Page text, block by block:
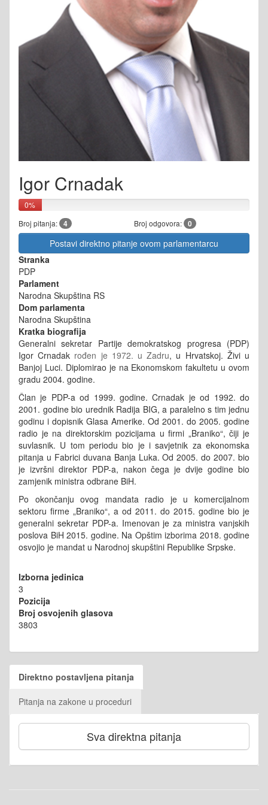
Igor Crnadak
0%
Broj pitanja: 4 Broj odgovora: 0
Postavi direktno pitanje ovom parlamentarcu
Stranka
PDP
Parlament
Narodna Skupština RS
Dom parlamenta
Narodna Skupština
Kratka biografija
Generalni sekretar Partije demokratskog progresa (PDP)
Igor Crnadak rođen je 1972. u Zadru, u Hrvatskoj. Živi u
Banjoj Luci. Diplomirao je na Ekonomskom fakultetu u ovom
gradu 2004. godine.
Član je PDP-a od 1999. godine. Crnadak je od 1992. do
2001. godine bio urednik Radija BIG, a paralelno s tim jednu
godinu i dopisnik Glasa Amerike. Od 2001. do 2005. godine
radio je na direktorskim pozicijama u firmi „Braniko“, čiji je
suvlasnik. U tom periodu bio je i savjetnik za ekonomska
pitanja u Fabrici duvana Banja Luka. Od 2005. do 2007. bio
je izvršni direktor PDP-a, nakon čega je dvije godine bio
zamjenik ministra odbrane BiH.
Po okončanju ovog mandata radio je u komercijalnom
sektoru firme „Braniko“, a od 2011. do 2015. godine bio je
generalni sekretar PDP-a. Imenovan je za ministra vanjskih
poslova BiH 2015. godine. Na Opštim izborima 2018. godine
osvojio je mandat u Narodnoj skupštini Republike Srpske.
Izborna jedinica
3
Pozicija
Broj osvojenih glasova
3803
Direktno postavljena pitanja
Pitanja na zakone u proceduri
Sva direktna pitanja